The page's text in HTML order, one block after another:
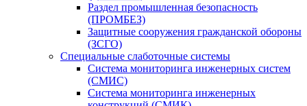
Раздел промышленная безопасность
(ПРОМБЕЗ)
Защитные сооружения гражданской обороны
(ЗСГО)
Специальные слаботочные системы
Система мониторинга инженерных систем
(СМИС)
Система мониторинга инженерных